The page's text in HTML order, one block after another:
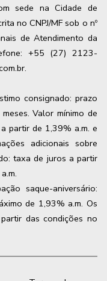
sede na Cidade de
no CNPJ/MF sob o nº
de Atendimento da
+55 (27) 2123-
consignado: prazo
meses. Valor mínimo de
partir de 1,39% a.m. e
adicionais sobre
taxa de juros a partir
saque-aniversário:
de 1,93% a.m. Os
das condições no